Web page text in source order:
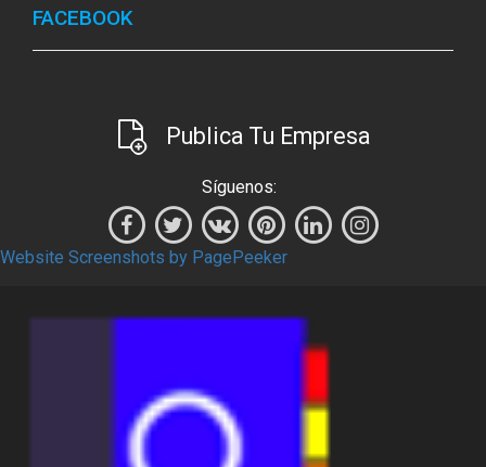
FACEBOOK
Publica Tu Empresa
Síguenos:
Website Screenshots by PagePeeker